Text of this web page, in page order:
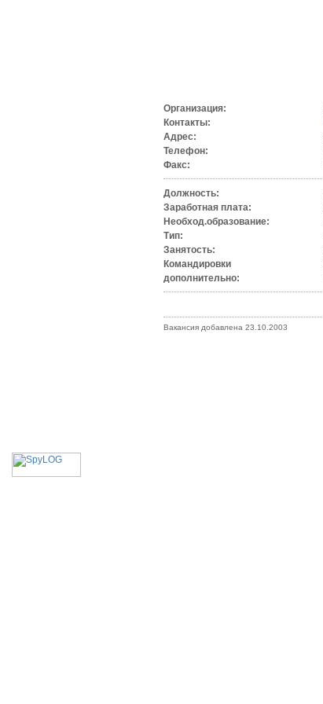
Организация:
Контакты:
Адрес:
Телефон:
Факс:
Должность:
Заработная плата:
Необход.образование:
Тип:
Занятость:
Командировки
дополнительно:
Вакансия добавлена 23.10.2003